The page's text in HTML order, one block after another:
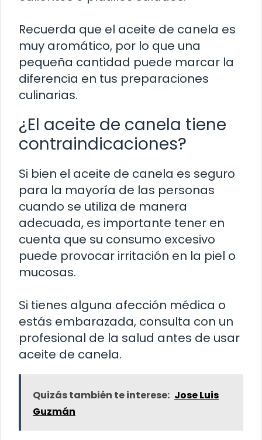
Recuerda que el aceite de canela es
muy aromático, por lo que una
pequeña cantidad puede marcar la
diferencia en tus preparaciones
culinarias.
¿El aceite de canela tiene
contraindicaciones?
Si bien el aceite de canela es seguro
para la mayoría de las personas
cuando se utiliza de manera
adecuada, es importante tener en
cuenta que su consumo excesivo
puede provocar irritación en la piel o
mucosas.
Si tienes alguna afección médica o
estás embarazada, consulta con un
profesional de la salud antes de usar
aceite de canela.
Quizás también te interese: Jose Luis
Guzmán